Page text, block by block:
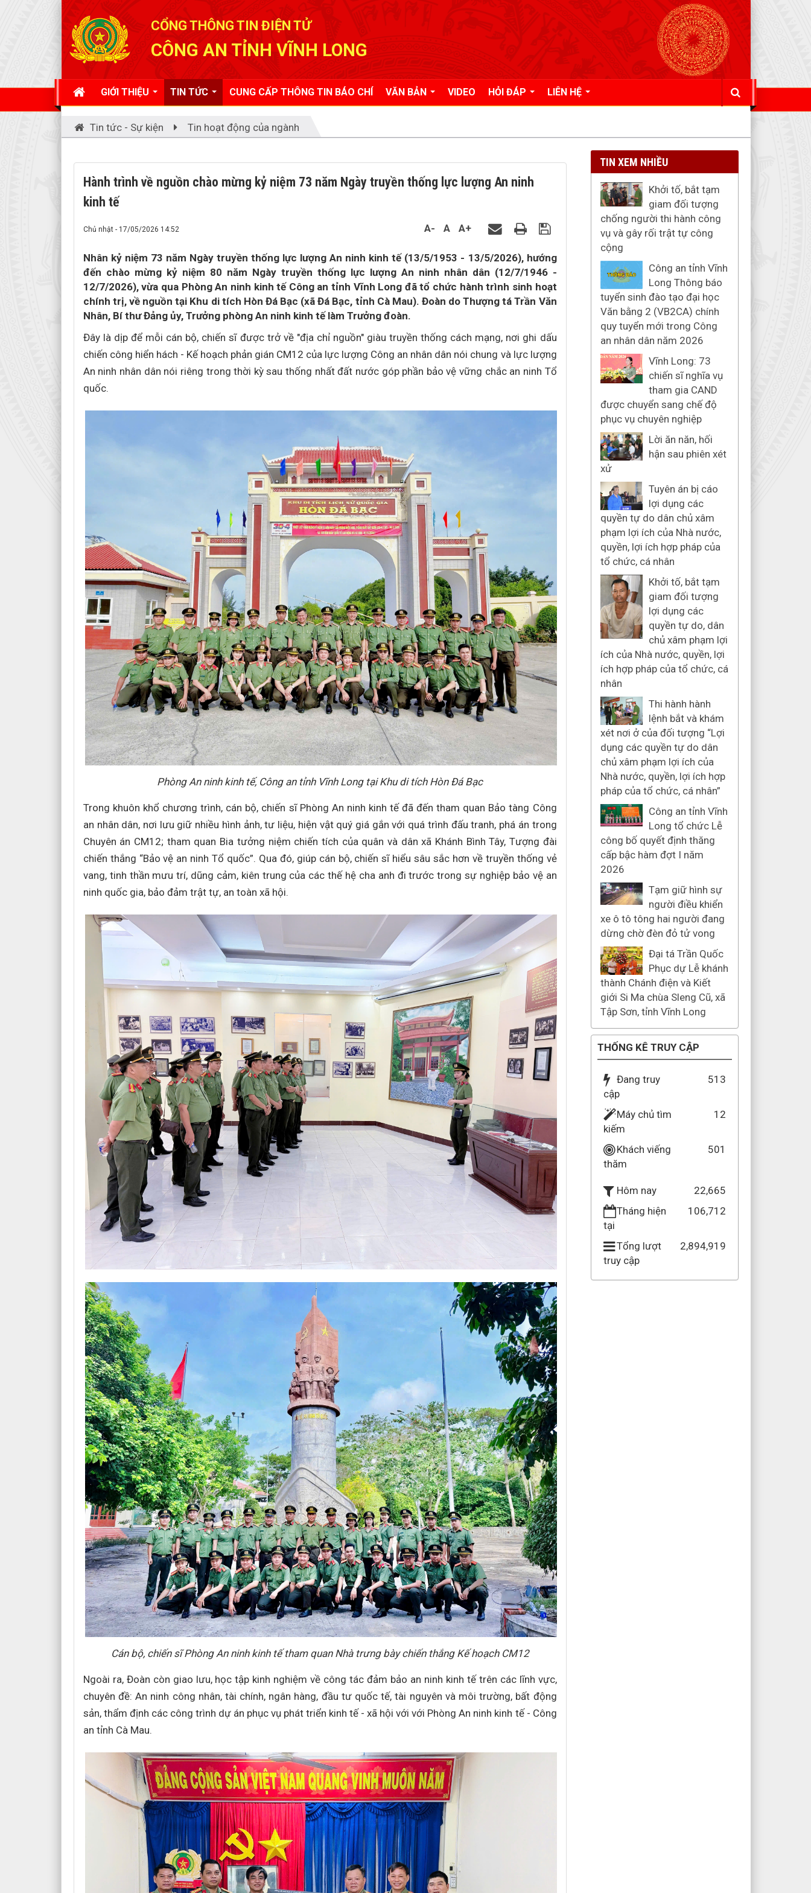
CỔNG THÔNG TIN ĐIỆN TỬ
CÔNG AN TỈNH VĨNH LONG
GIỚI THIỆU TIN TỨC CUNG CẤP THÔNG TIN BÁO CHÍ VĂN BẢN VIDEO HỎI ĐÁP LIÊN HỆ
Tin tức - Sự kiện Tin hoạt động của ngành
Hành trình về nguồn chào mừng kỷ niệm 73 năm Ngày truyền thống lực lượng An ninh
kinh tế
Chủ nhật - 17/05/2026 14:52 A- A A+
Nhân kỷ niệm 73 năm Ngày truyền thống lực lượng An ninh kinh tế (13/5/1953 - 13/5/2026), hướng
đến chào mừng kỷ niệm 80 năm Ngày truyền thống lực lượng An ninh nhân dân (12/7/1946 -
12/7/2026), vừa qua Phòng An ninh kinh tế Công an tỉnh Vĩnh Long đã tổ chức hành trình sinh hoạt
chính trị, về nguồn tại Khu di tích Hòn Đá Bạc (xã Đá Bạc, tỉnh Cà Mau). Đoàn do Thượng tá Trần Văn
Nhân, Bí thư Đảng ủy, Trưởng phòng An ninh kinh tế làm Trưởng đoàn.
Đây là dịp để mỗi cán bộ, chiến sĩ được trở về "địa chỉ nguồn" giàu truyền thống cách mạng, nơi ghi dấu
chiến công hiển hách - Kế hoạch phản gián CM12 của lực lượng Công an nhân dân nói chung và lực lượng
An ninh nhân dân nói riêng trong thời kỳ sau thống nhất đất nước góp phần bảo vệ vững chắc an ninh Tổ
quốc.
Phòng An ninh kinh tế, Công an tỉnh Vĩnh Long tại Khu di tích Hòn Đá Bạc
Trong khuôn khổ chương trình, cán bộ, chiến sĩ Phòng An ninh kinh tế đã đến tham quan Bảo tàng Công
an nhân dân, nơi lưu giữ nhiều hình ảnh, tư liệu, hiện vật quý giá gắn với quá trình đấu tranh, phá án trong
Chuyên án CM12; tham quan Bia tưởng niệm chiến tích của quân và dân xã Khánh Bình Tây, Tượng đài
chiến thắng “Bảo vệ an ninh Tổ quốc”. Qua đó, giúp cán bộ, chiến sĩ hiểu sâu sắc hơn về truyền thống vẻ
vang, tinh thần mưu trí, dũng cảm, kiên trung của các thế hệ cha anh đi trước trong sự nghiệp bảo vệ an
ninh quốc gia, bảo đảm trật tự, an toàn xã hội.
Cán bộ, chiến sĩ Phòng An ninh kinh tế tham quan Nhà trưng bày chiến thắng Kế hoạch CM12
Ngoài ra, Đoàn còn giao lưu, học tập kinh nghiệm về công tác đảm bảo an ninh kinh tế trên các lĩnh vực,
chuyên đề: An ninh công nhân, tài chính, ngân hàng, đầu tư quốc tế, tài nguyên và môi trường, bất động
sản, thẩm định các công trình dự án phục vụ phát triển kinh tế - xã hội với với Phòng An ninh kinh tế - Công
an tỉnh Cà Mau.
TIN XEM NHIỀU
Khởi tố, bắt tạm
giam đối tượng
chống người thi hành công
vụ và gây rối trật tự công
cộng
Công an tỉnh Vĩnh
Long Thông báo
tuyển sinh đào tạo đại học
Văn bằng 2 (VB2CA) chính
quy tuyển mới trong Công
an nhân dân năm 2026
Vĩnh Long: 73
chiến sĩ nghĩa vụ
tham gia CAND
được chuyển sang chế độ
phục vụ chuyên nghiệp
Lời ăn năn, hối
hận sau phiên xét
xử
Tuyên án bị cáo
lợi dụng các
quyền tự do dân chủ xâm
phạm lợi ích của Nhà nước,
quyền, lợi ích hợp pháp của
tổ chức, cá nhân
Khởi tố, bắt tạm
giam đối tượng
lợi dụng các
quyền tự do, dân
chủ xâm phạm lợi
ích của Nhà nước, quyền, lợi
ích hợp pháp của tổ chức, cá
nhân
Thi hành hành
lệnh bắt và khám
xét nơi ở của đối tượng “Lợi
dụng các quyền tự do dân
chủ xâm phạm lợi ích của
Nhà nước, quyền, lợi ích hợp
pháp của tổ chức, cá nhân”
Công an tỉnh Vĩnh
Long tổ chức Lễ
công bố quyết định thăng
cấp bậc hàm đợt I năm
2026
Tạm giữ hình sự
người điều khiển
xe ô tô tông hai người đang
dừng chờ đèn đỏ tử vong
Đại tá Trần Quốc
Phục dự Lễ khánh
thành Chánh điện và Kiết
giới Si Ma chùa Sleng Cũ, xã
Tập Sơn, tỉnh Vĩnh Long
THỐNG KÊ TRUY CẬP
Đang truy
cập
513
Máy chủ tìm
kiếm
12
Khách viếng
thăm
501
Hôm nay
22,665
Tháng hiện
tại
106,712
Tổng lượt
truy cập
2,894,919